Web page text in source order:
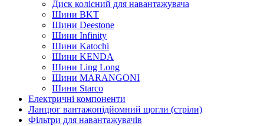
Диск колісний для навантажувача
Шини BKT
Шини Deestone
Шини Infinity
Шини Katochi
Шини KENDA
Шини Ling Long
Шини MARANGONI
Шини Starco
Електричні компоненти
Ланцюг вантажопідйомний щогли (стріли)
Фільтри для навантажувачів